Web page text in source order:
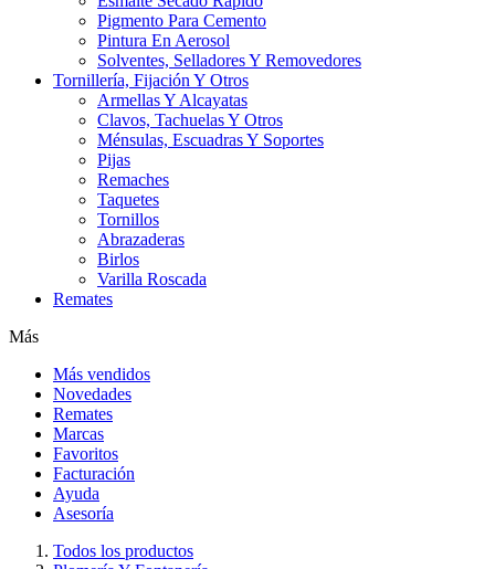
Pigmento Para Cemento
Pintura En Aerosol
Solventes, Selladores Y Removedores
Tornillería, Fijación Y Otros
Armellas Y Alcayatas
Clavos, Tachuelas Y Otros
Ménsulas, Escuadras Y Soportes
Pijas
Remaches
Taquetes
Tornillos
Abrazaderas
Birlos
Varilla Roscada
Remates
Más
Más vendidos
Novedades
Remates
Marcas
Favoritos
Facturación
Ayuda
Asesoría
Todos los productos